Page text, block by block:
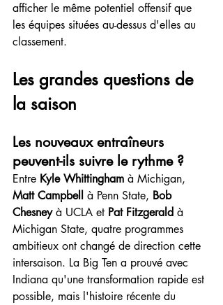
afficher le même potentiel offensif que
les équipes situées au-dessus d'elles au
classement.
Les grandes questions de
la saison
Les nouveaux entraîneurs
peuvent-ils suivre le rythme ?
Entre Kyle Whittingham à Michigan,
Matt Campbell à Penn State, Bob
Chesney à UCLA et Pat Fitzgerald à
Michigan State, quatre programmes
ambitieux ont changé de direction cette
intersaison. La Big Ten a prouvé avec
Indiana qu'une transformation rapide est
possible, mais l'histoire récente du